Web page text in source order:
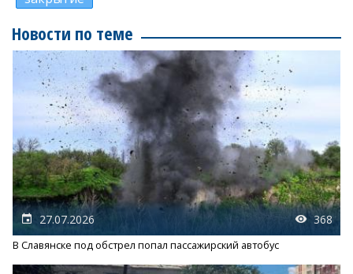
Новости по теме
27.07.2026 368
В Славянске под обстрел попал пассажирский автобус